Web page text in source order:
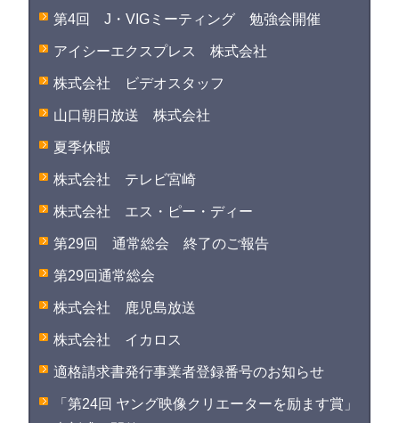
第4回 J・VIGミーティング 勉強会開催
アイシーエクスプレス 株式会社
株式会社 ビデオスタッフ
山口朝日放送 株式会社
夏季休暇
株式会社 テレビ宮崎
株式会社 エス・ピー・ディー
第29回 通常総会 終了のご報告
第29回通常総会
株式会社 鹿児島放送
株式会社 イカロス
適格請求書発行事業者登録番号のお知らせ
「第24回 ヤング映像クリエーターを励ます賞」